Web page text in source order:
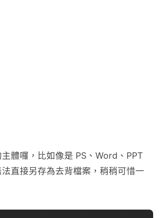
體囉，比如像是 PS、Word、PPT
直接另存為去背檔案，稍稍可惜一